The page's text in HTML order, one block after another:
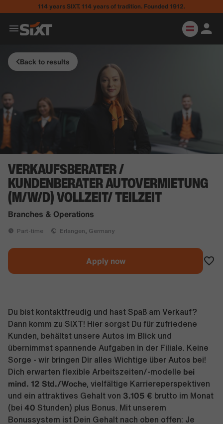
114 years SIXT. 114 years of tradition. Founded 1912.
Back to results
VERKAUFSBERATER /
KUNDENBERATER AUTOVERMIETUNG
(M/W/D) VOLLZEIT/ TEILZEIT
Branches & Operations
Part-time Erlangen, Germany
Apply now
Du bist kontaktfreudig und hast Spaß am Verkauf?
Dann komm zu SIXT! Hier sorgst Du für zufriedene
Kunden, behältst unsere Autos im Blick und
übernimmst spannende Aufgaben in der Filiale. Keine
Sorge - wir bringen Dir alles Wichtige über Autos bei!
Dich erwarten flexible Arbeitszeiten/-modelle bei
mind. 12 Std./Woche , vielfältige Karriereperspektiven
und ein attraktives Gehalt von 3.105 € brutto im Monat
(bei 40 Stunden) plus Bonus. Mit unserem
Bonussystem ist Dein Gehalt nach oben offen: Je